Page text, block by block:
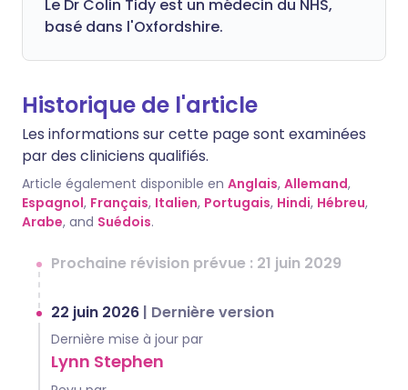
Le Dr Colin Tidy est un médecin du NHS,
basé dans l'Oxfordshire.
Historique de l'article
Les informations sur cette page sont examinées
par des cliniciens qualifiés.
Article également disponible en Anglais, Allemand,
Espagnol, Français, Italien, Portugais, Hindi, Hébreu,
Arabe, and Suédois.
Prochaine révision prévue : 21 juin 2029
22 juin 2026 | Dernière version
Dernière mise à jour par
Lynn Stephen